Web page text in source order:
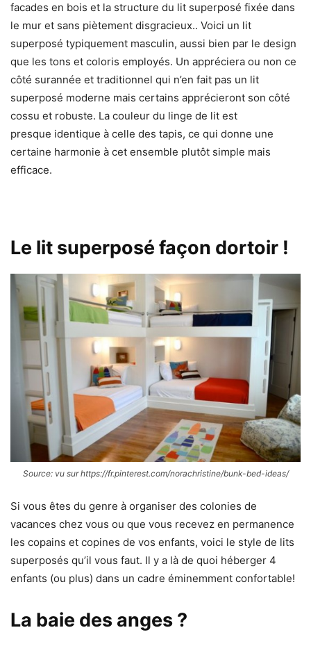
facades en bois et la structure du lit superposé fixée dans
le mur et sans piètement disgracieux.. Voici un lit
superposé typiquement masculin, aussi bien par le design
que les tons et coloris employés. Un appréciera ou non ce
côté surannée et traditionnel qui n’en fait pas un lit
superposé moderne mais certains apprécieront son côté
cossu et robuste. La couleur du linge de lit est
presque identique à celle des tapis, ce qui donne une
certaine harmonie à cet ensemble plutôt simple mais
efficace.
Le lit superposé façon dortoir !
Source: vu sur https://fr.pinterest.com/norachristine/bunk-bed-ideas/
Si vous êtes du genre à organiser des colonies de
vacances chez vous ou que vous recevez en permanence
les copains et copines de vos enfants, voici le style de lits
superposés qu’il vous faut. Il y a là de quoi héberger 4
enfants (ou plus) dans un cadre éminemment confortable!
La baie des anges ?